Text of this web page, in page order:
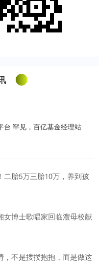
台 罕见，百亿基金经理站
胎5万三胎10万，养到孩
女博士歌唱家回临澧母校献
，不是搂搂抱抱，而是做这